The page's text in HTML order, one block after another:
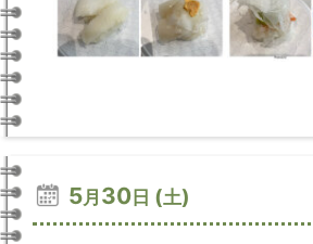
5月 30 日 (土)